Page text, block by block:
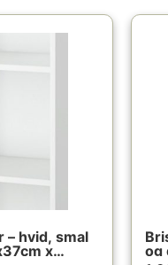
– hvid, smal
x
og